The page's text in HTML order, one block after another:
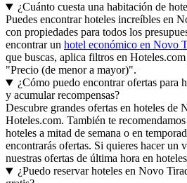
¿Cuánto cuesta una habitación de
Puedes encontrar hoteles increíbles en
con propiedades para todos los
encontrar un hotel económico en Novo
que buscas, aplica filtros en
"Precio (de menor a mayor)".
¿Cómo puedo encontrar ofertas para
y acumular recompensas?
Descubre grandes ofertas en hoteles de
Hoteles.com. También te
hoteles a mitad de semana o en
encontrarás ofertas. Si quieres hacer un
nuestras ofertas de última hora en
¿Puedo reservar hoteles en Novo